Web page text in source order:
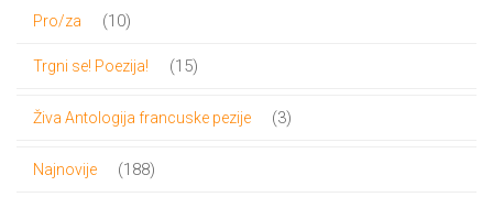
Pro/za 1010
Trgni se! Poezija! 1515
Živa Antologija francuske pezije 33
Najnovije 188188